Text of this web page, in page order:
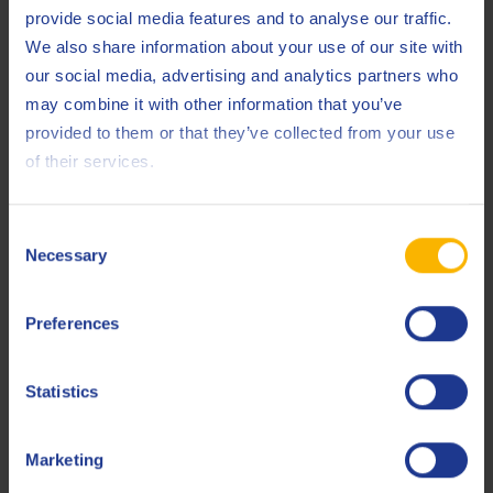
provide social media features and to analyse our traffic.
We also share information about your use of our site with
our social media, advertising and analytics partners who
may combine it with other information that you’ve
provided to them or that they’ve collected from your use
of their services.
Selection
Necessary
Preferences
Statistics
Marketing
Gasmotoren op biogas, stortgas, natuurlijk gas of zuur gas
zijn onderworpen aan extreme bedrijfsomstandigheden,
vooral in de buurt van de verbrandingskamer. Elk gastype
heeft zijn eigen uitdagingen.
Q8Oils heeft smeermiddelen voor gasmotoren
ontwikkeld die de zuren neutraliseren die worden
de levensduur van de motor verlengen.
Q8Oils efficiënt de zuren en schadelijke afzettingen.